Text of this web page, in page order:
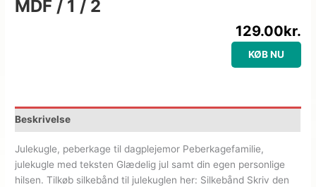
MDF / 1 / 2
129.00kr.
KØB NU
Beskrivelse
Julekugle, peberkage til dagplejemor Peberkagefamilie,
julekugle med teksten Glædelig jul samt din egen personlige
hilsen. Tilkøb silkebånd til julekuglen her: Silkebånd Skriv den